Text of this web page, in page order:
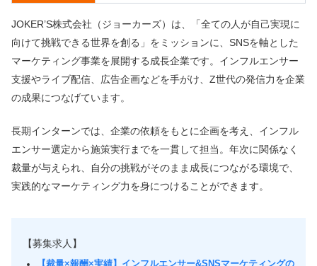
JOKER’S株式会社（ジョーカーズ）は、「全ての人が自己実現に
向けて挑戦できる世界を創る」をミッションに、SNSを軸とした
マーケティング事業を展開する成長企業です。インフルエンサー
支援やライブ配信、広告企画などを手がけ、Z世代の発信力を企業
の成果につなげています。
長期インターンでは、企業の依頼をもとに企画を考え、インフル
エンサー選定から施策実行までを一貫して担当。年次に関係なく
裁量が与えられ、自分の挑戦がそのまま成長につながる環境で、
実践的なマーケティング力を身につけることができます。
【募集求人】
【裁量×報酬×実績】インフルエンサー&SNSマーケティングの